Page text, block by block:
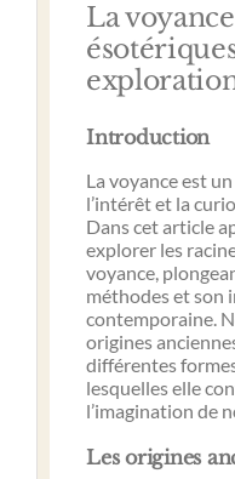
La
Introduction
La voyance est
l’intérêt et la
Dans cet article
explorer les
voyance,
méthodes et son
contemporaine.
origines
différentes
lesquelles elle
l’imagination de
Les origines